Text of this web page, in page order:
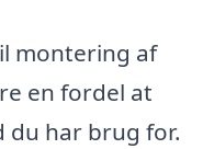
montering af
en fordel at
du har brug for.